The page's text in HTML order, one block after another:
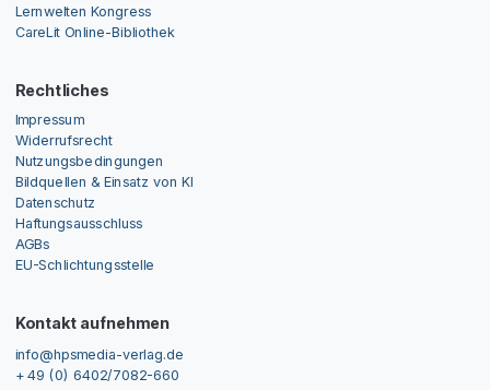
Lernwelten Kongress
CareLit Online-Bibliothek
Rechtliches
Impressum
Widerrufsrecht
Nutzungsbedingungen
Bildquellen & Einsatz von KI
Datenschutz
Haftungsausschluss
AGBs
EU-Schlichtungsstelle
Kontakt aufnehmen
info@hpsmedia-verlag.de
+ 49 (0) 6402/7082-660